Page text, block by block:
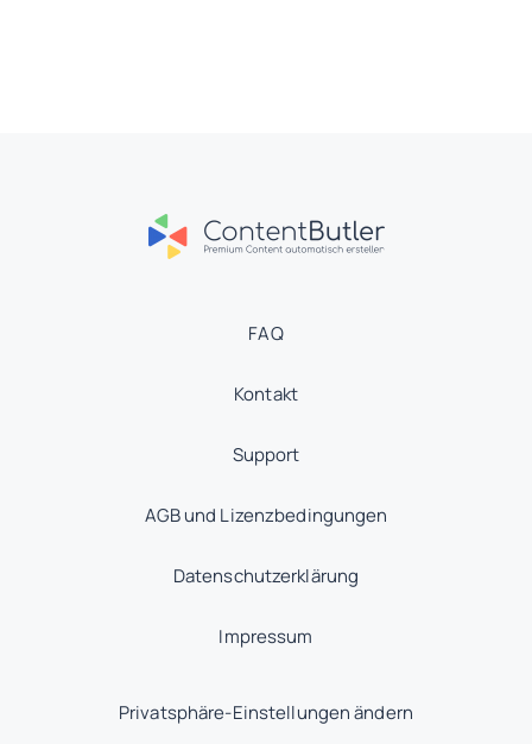
FAQ
Kontakt
Support
AGB und Lizenzbedingungen
Datenschutzerklärung
Impressum
Privatsphäre-Einstellungen ändern